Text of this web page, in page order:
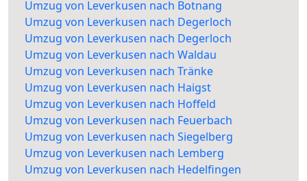
Umzug von Leverkusen nach Botnang
Umzug von Leverkusen nach Degerloch
Umzug von Leverkusen nach Degerloch
Umzug von Leverkusen nach Waldau
Umzug von Leverkusen nach Tränke
Umzug von Leverkusen nach Haigst
Umzug von Leverkusen nach Hoffeld
Umzug von Leverkusen nach Feuerbach
Umzug von Leverkusen nach Siegelberg
Umzug von Leverkusen nach Lemberg
Umzug von Leverkusen nach Hedelfingen